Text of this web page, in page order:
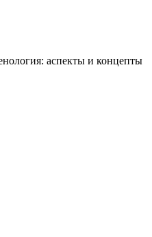
аспекты и концепты